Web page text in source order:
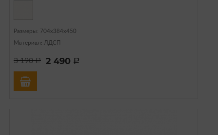
Размеры: 704х384х450
Материал: ЛДСП
3 190a 2 490 a